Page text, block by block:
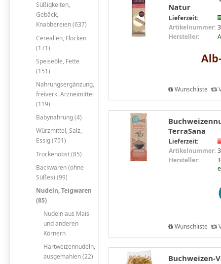
Süßigkeiten,
Gebäck,
Knabbereien (637)
Cerealien, Flocken
(171)
Speiseöle, Fette
(151)
Nahrungsergänzung,
freiverk. Arzneimittel
(119)
Babynahrung (4)
Würzmittel, Salz,
Essig (751)
Trockenobst (85)
Backwaren (ohne
Süßes) (99)
Nudeln, Teigwaren
(85)
Nudeln aus Mais
und anderen
Körnern
Hartweizennudeln,
ausgemahlen (22)
Natur
Lieferzeit:
Artikelnummer:
Hersteller:
Wunschliste
TerraSana
Lieferzeit:
Artikelnummer:
Hersteller:
Wunschliste
Buchweizen-